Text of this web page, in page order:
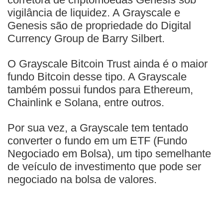
vigilância de liquidez. A Grayscale e
Genesis são de propriedade do Digital
Currency Group de Barry Silbert.
O Grayscale Bitcoin Trust ainda é o maior
fundo Bitcoin desse tipo. A Grayscale
também possui fundos para Ethereum,
Chainlink e Solana, entre outros.
Por sua vez, a Grayscale tem tentado
converter o fundo em um ETF (Fundo
Negociado em Bolsa), um tipo semelhante
de veículo de investimento que pode ser
negociado na bolsa de valores.